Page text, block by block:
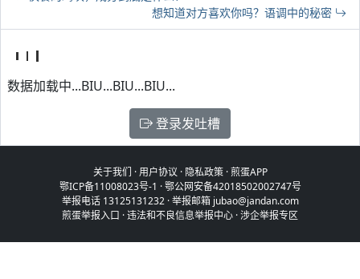
想知道对方喜欢你吗？语调中的秘密
数据加载中...BIU...BIU...BIU...
登录发吐槽
关于我们 ·用户协议 · 隐私政策·煎蛋APP
鄂ICP备11008023号-1 ·鄂公网安备42018502002747号
举报电话 13125131232 · 举报邮箱 jubao@jandan.com
煎蛋举报入口 ·违法和不良信息举报中心 ·涉企举报专区